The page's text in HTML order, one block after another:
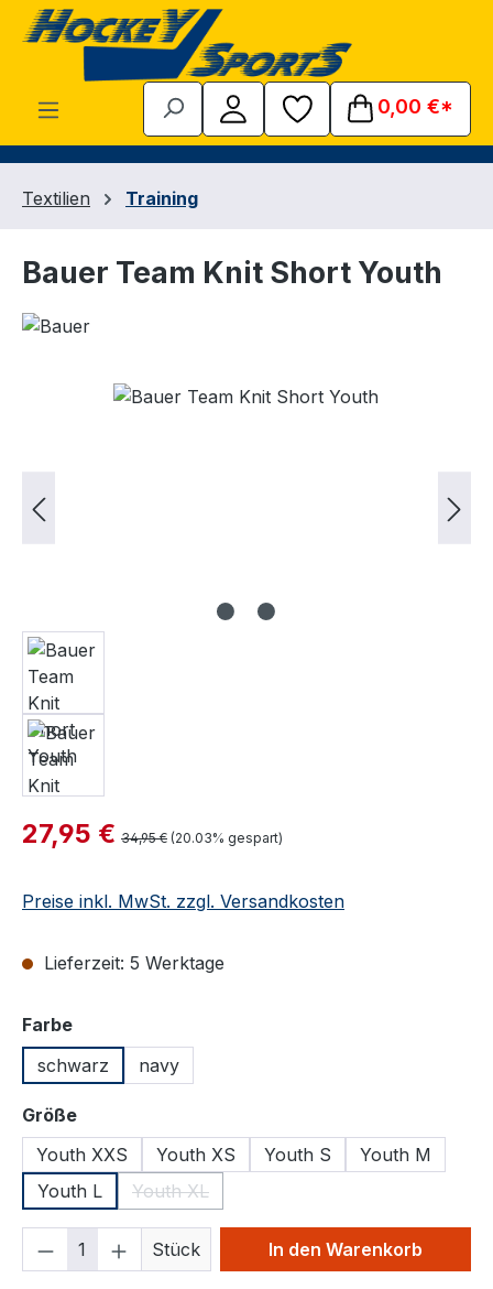
Zum Hauptinhalt springen
0,00 €*
Textilien Training
Bauer Team Knit Short Youth
Bildergalerie überspringen
Verkaufspreis:
27,95 € Regulärer Preis:
34,95 € (20.03% gespart)
Preise inkl. MwSt. zzgl. Versandkosten
Lieferzeit: 5 Werktage
Farbeauswählen
schwarz
navy
Größeauswählen
Youth XXS
Youth XS Youth S
Youth M
Youth L
Youth XL
(Diese Option ist zurzeit nicht verfügbar.)
Produkt Anzahl: Gib den
Stück In den Warenkorb